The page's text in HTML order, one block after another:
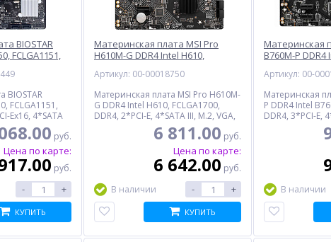
BIOSTAR
FCLGA1151,
mATX
BIOSTAR
FCLGA1151,
Ex16, 4*SATA
4*USB3.0,
BOX
руб.
Цена по карте:
руб.
- +
КУПИТЬ
Материнская плата MSI Pro
H610M-G DDR4 Intel H610,
DisplayPort, 6*USB2.0, 4*USB3.2,
GLAN, mATX
Артикул: 00-00018750
Материнская плата MSI Pro H610M-
G DDR4 Intel H610, FCLGA1700,
DDR4, 2*PCI-E, 4*SATA III, M.2, VGA,
HDMI, DisplayPort, 6*USB2.0,
4*USB3.2, GLAN, mATX, BOX
6 811.00 руб.
Цена по карте:
6 642.00 руб.
В наличии
- +
КУПИТЬ
Материнская
B760M-P DDR4
DisplayPort,
GLAN, mATX
Артикул: 00-
Материнская
P DDR4 Intel
DDR4, 3*PCI-E,
VGA, HDMI,
4*USB3.2,
В наличии